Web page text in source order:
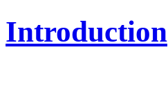
Introduction